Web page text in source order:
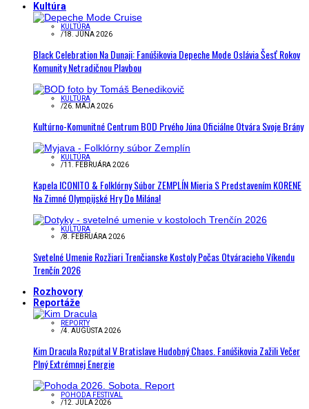
Kultúra
KULTÚRA
/18. JÚNA 2026
Black Celebration Na Dunaji: Fanúšikovia Depeche Mode Oslávia Šesť Rokov
Komunity Netradičnou Plavbou
KULTÚRA
/26. MÁJA 2026
Kultúrno-Komunitné Centrum BOD Prvého Júna Oficiálne Otvára Svoje Brány
KULTÚRA
/11. FEBRUÁRA 2026
Kapela ICONITO & Folklórny Súbor ZEMPLÍN Mieria S Predstavením KORENE
Na Zimné Olympijské Hry Do Milána!
KULTÚRA
/8. FEBRUÁRA 2026
Svetelné Umenie Rozžiari Trenčianske Kostoly Počas Otváracieho Víkendu
Trenčín 2026
Rozhovory
Reportáže
REPORTY
/4. AUGUSTA 2026
Kim Dracula Rozpútal V Bratislave Hudobný Chaos. Fanúšikovia Zažili Večer
Plný Extrémnej Energie
POHODA FESTIVAL
/12. JÚLA 2026